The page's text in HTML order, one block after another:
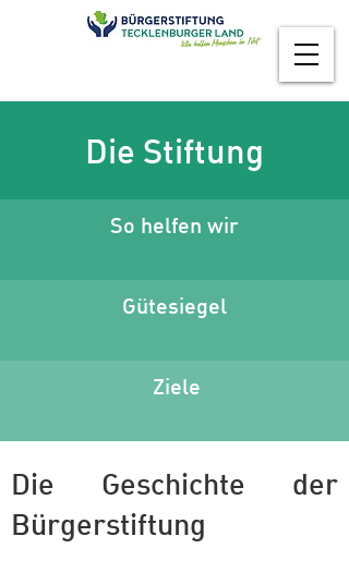
Die Stiftung
So helfen wir
Gütesiegel
Ziele
Die Geschichte der
Bürgerstiftung